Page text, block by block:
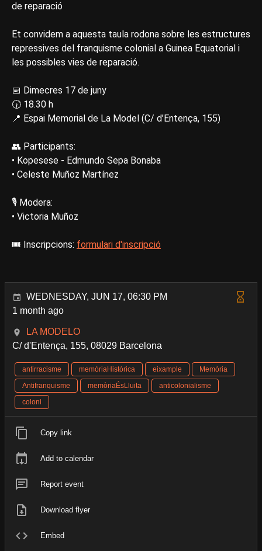
de reparació
Et convidem a aquesta taula rodona sobre les estructures
repressives del franquisme colonial a Guinea Equatorial i
les possibles vies de reparació.
📅 Dimecres 17 de juny
🕡 18.30 h
📍 Espai Memorial de La Model (C/ d’Entença, 155)
👥 Participants:
• Kopesese - Edmundo Sepa Bonaba
• Celeste Muñoz Martínez
🎙️ Modera:
• Victoria Muñoz
🎟️ Inscripcions: formulari d'inscripció
WEDNESDAY, JUN 17, 06:30 PM
1 month ago
LA MODELO
C/ d'Entença, 155, 08029 Barcelona
antirracisme memòriaHistòrica eixample
Memòria
Antifranquisme
memòriaÉsLluita
anticolonialisme
coloni
Copy link
Add to calendar
Report event
Download flyer
Embed